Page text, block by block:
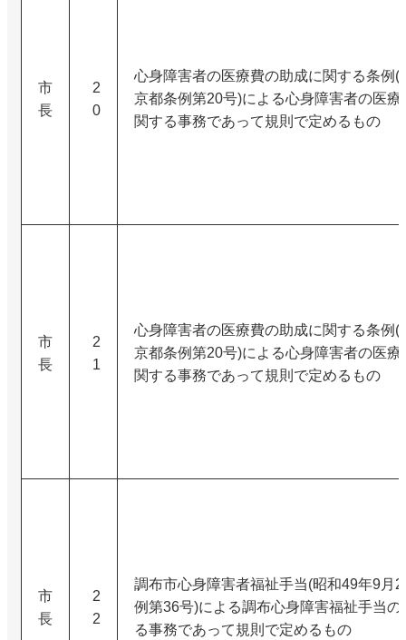
市
長
2
0
心身障害者の医療費の助成に関する条例(
京都条例第20号)による心身障害者の医療
関する事務であって規則で定めるもの
市
長
2
1
心身障害者の医療費の助成に関する条例(
京都条例第20号)による心身障害者の医療
関する事務であって規則で定めるもの
市
長
2
2
調布市心身障害者福祉手当(昭和49年9月
例第36号)による調布心身障害福祉手当の
る事務であって規則で定めるもの